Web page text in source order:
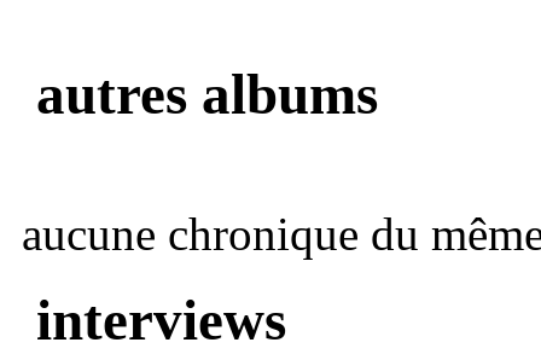
autres albums
aucune chronique du
interviews